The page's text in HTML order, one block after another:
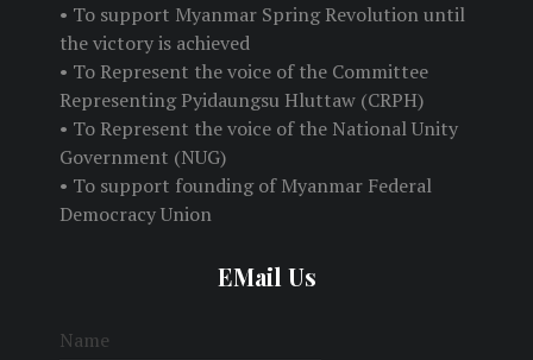
• To support Myanmar Spring Revolution until
the victory is achieved
• To Represent the voice of the Committee
Representing Pyidaungsu Hluttaw (CRPH)
• To Represent the voice of the National Unity
Government (NUG)
• To support founding of Myanmar Federal
Democracy Union
EMail Us
Name